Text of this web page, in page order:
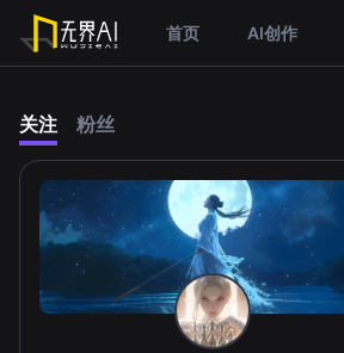
首页 AI创作
关注 粉丝